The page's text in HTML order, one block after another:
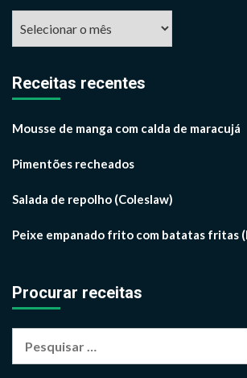
Receitas recentes
Mousse de manga com calda de maracujá
Pimentões recheados
Salada de repolho (Coleslaw)
Peixe empanado frito com batatas fritas
Procurar receitas